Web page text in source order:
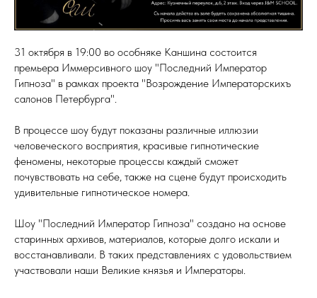
31 октября в 19:00 во особняке Каншина состоится
премьера Иммерсивного шоу "Последний Император
Гипноза" в рамках проекта "Возрождение Императорскихъ
салонов Петербурга".
В процессе шоу будут показаны различные иллюзии
человеческого восприятия, красивые гипнотические
феномены, некоторые процессы каждый сможет
почувствовать на себе, также на сцене будут происходить
удивительные гипнотическое номера.
Шоу "Последний Император Гипноза" создано на основе
старинных архивов, материалов, которые долго искали и
восстанавливали. В таких представлениях с удовольствием
участвовали наши Великие князья и Императоры.